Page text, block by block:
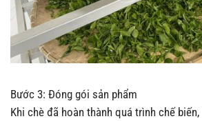
Bước 3: Đóng gói sản phẩm
Khi chè đã hoàn thành quá trình chế